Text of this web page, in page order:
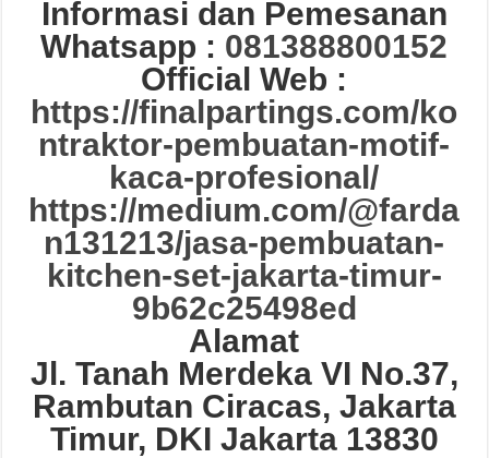
Informasi dan Pemesanan
Whatsapp : 081388800152
Official Web :
https://finalpartings.com/ko
ntraktor-pembuatan-motif-
kaca-profesional/
https://medium.com/@farda
n131213/jasa-pembuatan-
kitchen-set-jakarta-timur-
9b62c25498ed
Alamat
Jl. Tanah Merdeka VI No.37,
Rambutan Ciracas, Jakarta
Timur, DKI Jakarta 13830